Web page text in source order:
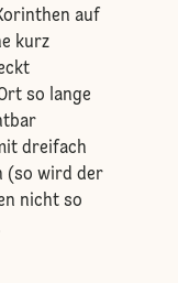
auf
kurz
so lange
dreifach
(so wird der
nicht so